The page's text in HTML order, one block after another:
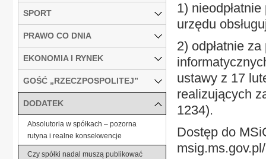
1)
urzędu
2) odpłatnie
ustawy z 17
realizujących
1234).
Dostęp do
SPORT
PRAWO CO DNIA
EKONOMIA I RYNEK
GOŚĆ „RZECZPOSPOLITEJ”
DODATEK
Absolutoria w spółkach – pozorna
rutyna i realne konsekwencje
Czy spółki nadal muszą publikować